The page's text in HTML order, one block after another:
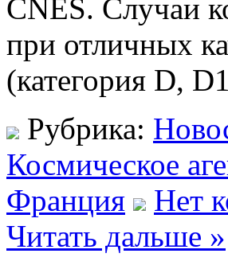
CNES. Случаи
при отличных
(категория D,
Рубрика:
Космическое
Франция
Нет
Читать дальше »